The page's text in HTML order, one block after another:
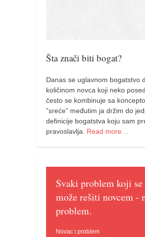
kalendar srpski
azbuki i knjige
Okinava karate
najnovije na blogu
moje beleške
bubishi
kihon
naihanchi
Šta znači biti bogat?
Danas se uglavnom bogatstvo
količinom novca koji neko
često se kombinuje sa
”sreće” međutim ja držim do
definicije bogatstva koju sam
pravoslavlja. Read more…
Svaki problem koji se
može rešiti novcem -
problem.
Novac i problem